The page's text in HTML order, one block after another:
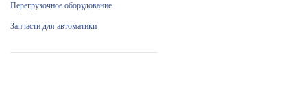
Перегрузочное оборудование
Запчасти для автоматики